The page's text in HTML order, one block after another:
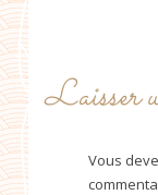
Laisser
Vous